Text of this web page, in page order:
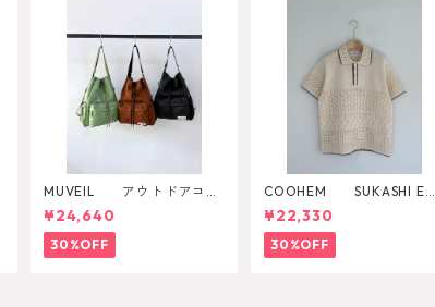
MUVEIL アウトドアコラ
ボ2WAYリュック
¥24,640
30%OFF
COOHEM SUKASHI EM
BOSSED KNIT PULLOVER
¥22,330
30%OFF